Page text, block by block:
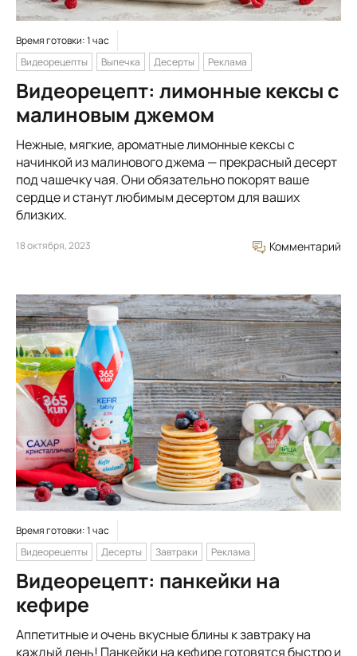
Время готовки: 1 час
Видеорецепты
Выпечка Десерты Реклама
Видеорецепт: лимонные кексы с
малиновым джемом
Нежные, мягкие, ароматные лимонные кексы с
начинкой из малинового джема — прекрасный десерт
под чашечку чая. Они обязательно покорят ваше
сердце и станут любимым десертом для ваших
близких.
18 октября, 2023 Комментарий
Время готовки: 1 час
Видеорецепты
Десерты Завтраки Реклама
Видеорецепт: панкейки на
кефире
Аппетитные и очень вкусные блины к завтраку на
каждый день! Панкейки на кефире готовятся быстро и